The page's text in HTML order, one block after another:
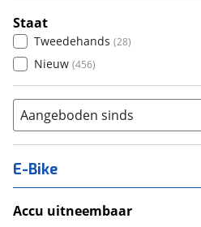
Staat
Tweedehands (28)
Nieuw (456)
Aangeboden sinds
E-Bike
Accu uitneembaar